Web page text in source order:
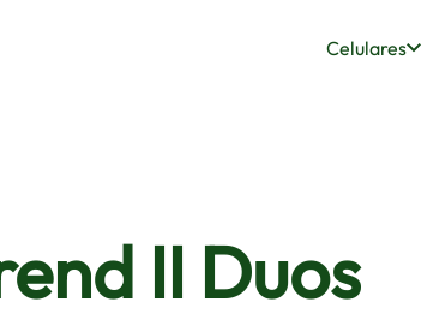
Celulares
II Duos